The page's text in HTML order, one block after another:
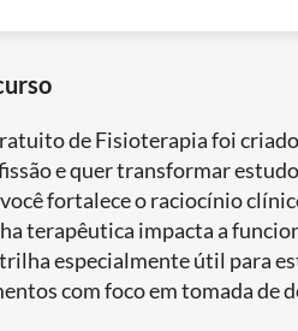
de Fisioterapia foi
e quer transformar
fortalece o raciocínio
terapêutica impacta a
especialmente útil para
com foco em tomada de